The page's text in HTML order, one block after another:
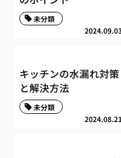
未分類
キッチンの水漏れ対策
と解決方法
2024.08.21
未分類